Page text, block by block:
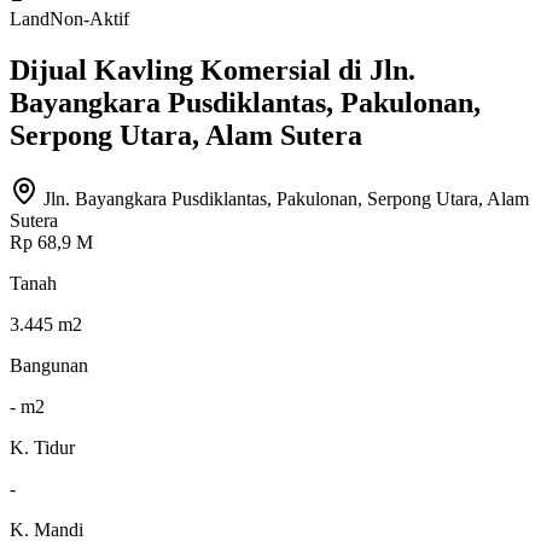
LandNon-Aktif
Dijual Kavling Komersial di Jln.
Bayangkara Pusdiklantas, Pakulonan,
Serpong Utara, Alam Sutera
Jln. Bayangkara Pusdiklantas, Pakulonan, Serpong Utara, Alam
Sutera
Rp 68,9 M
Tanah
3.445 m2
Bangunan
- m2
K. Tidur
-
K. Mandi